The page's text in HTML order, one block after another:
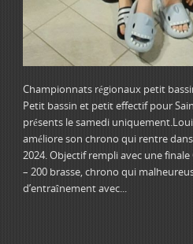
Championnats régionaux petit
Petit bassin et petit effectif pour
présents le samedi
améliore son chrono qui rentre
2024. Objectif rempli avec une finale
– 200 brasse, chrono qui
d’entraînement avec...